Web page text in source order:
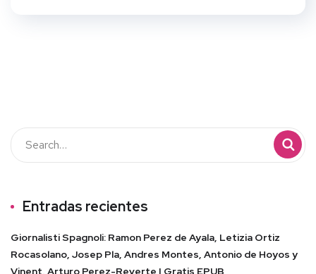
Entradas recientes
Giornalisti Spagnoli: Ramon Perez de Ayala, Letizia Ortiz
Rocasolano, Josep Pla, Andres Montes, Antonio de Hoyos y
Vinent, Arturo Perez-Reverte | Gratis EPUB